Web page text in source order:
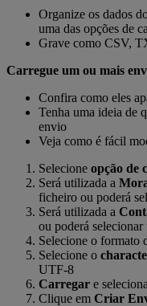
Organize os dados
uma das opções de
Grave como CSV,
Carregue um ou mais
Confira como eles
Tenha uma ideia de
envio
Veja como é fácil
Selecione opção de
Será utilizada a
ficheiro ou poderá
Será utilizada a
ou poderá selecionar
Selecione o formato
Selecione o
UTF-8
Carregar e
Clique em Criar